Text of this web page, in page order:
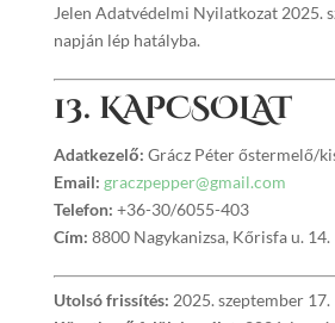
Jelen Adatvédelmi Nyilatkozat 2025.
napján lép hatályba.
13. KAPCSOLAT
Adatkezelő: Grácz Péterőstermelő/
Email: graczpepper@gmail.com
Telefon: +36-30/6055-403
Cím: 8800 Nagykanizsa, Kőrisfa u. 14.
Utolsó frissítés: 2025. szeptember 17.